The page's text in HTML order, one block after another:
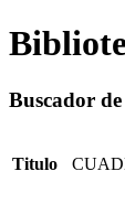
Buscador
Titulo